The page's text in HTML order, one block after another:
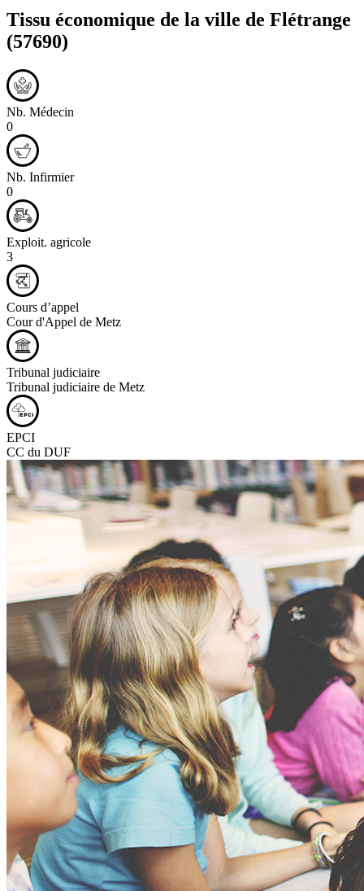
Tissu économique de la ville de Flétrange
(57690)
Nb. Médecin
0
Nb. Infirmier
0
Exploit. agricole
3
Cours d’appel
Cour d'Appel de Metz
Tribunal judiciaire
Tribunal judiciaire de Metz
EPCI
CC du DUF